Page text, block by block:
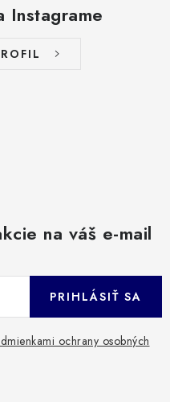
Instagrame
na váš e-mail
ochrany osobných
PRIHLÁSIŤ SA